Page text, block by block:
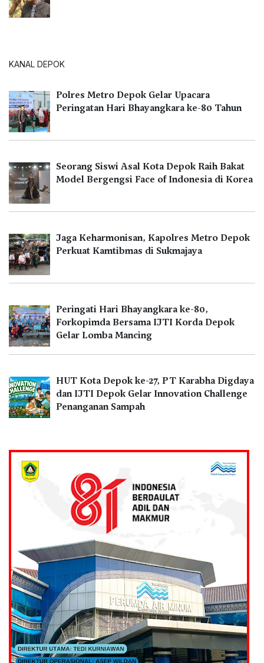
KANAL DEPOK
Polres Metro Depok Gelar Upacara
Peringatan Hari Bhayangkara ke-80 Tahun
Seorang Siswi Asal Kota Depok Raih Bakat
Model Bergengsi Face of Indonesia di Korea
Jaga Keharmonisan, Kapolres Metro Depok
Perkuat Kamtibmas di Sukmajaya
Peringati Hari Bhayangkara ke-80,
Forkopimda Bersama IJTI Korda Depok
Gelar Lomba Mancing
HUT Kota Depok ke-27, PT Karabha Digdaya
dan IJTI Depok Gelar Innovation Challenge
Penanganan Sampah